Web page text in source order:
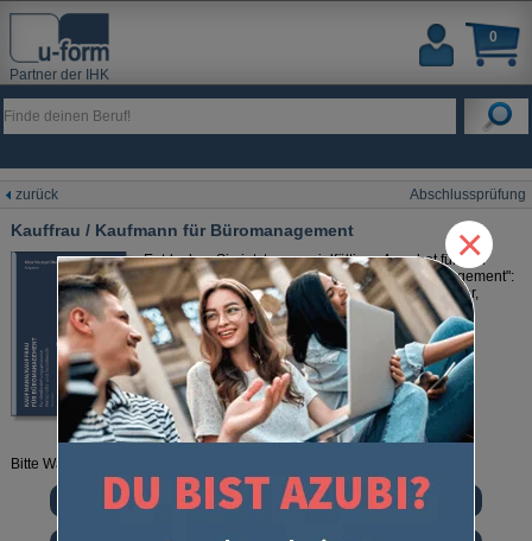
Partner der IHK
0
zurück Abschlussprüfung
Kauffrau / Kaufmann für Büromanagement
Entdecken Sie jetzt unser vielfältiges Angebot für den
Ausbildungsberuf "Kaufmann/-frau für Büromanagement":
original IHK-Prüfungen, Prüfungstrainer, Lerntrainer,
Online-Lernvideos, Lernkarten und vieles mehr...
Bitte Wählen Sie Ihren Beruf:
Abschlussprüfung Teil 1
×